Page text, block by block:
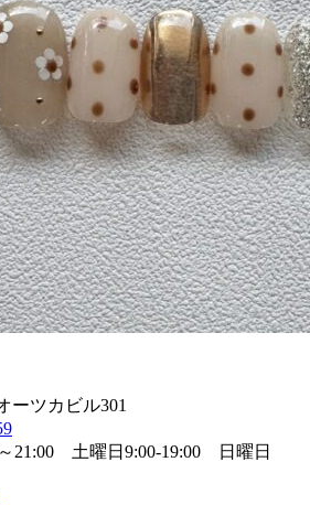
ーツカビル301
21:00 土曜日9:00-19:00 日曜日